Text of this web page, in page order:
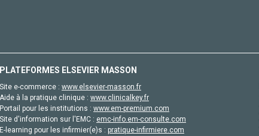
PLATEFORMES ELSEVIER MASSON
Site e-commerce : www.elsevier-masson.fr
Aide à la pratique clinique : www.clinicalkey.fr
Portail pour les institutions : www.em-premium.com
Site d'information sur l'EMC : emc-info.em-consulte.com
E-learning pour les infirmier(e)s : pratique-infirmiere.com